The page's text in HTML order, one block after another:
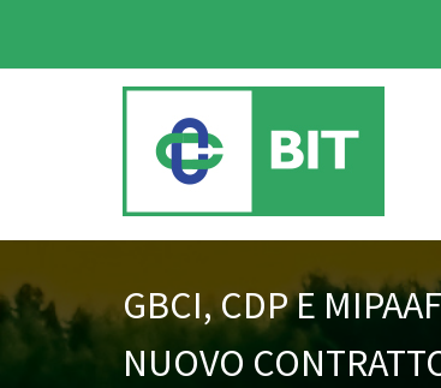
GBCI, CDP E
NUOVO